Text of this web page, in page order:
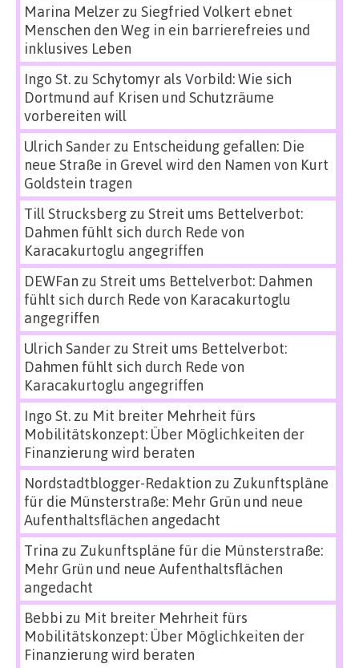
Marina Melzerzu Siegfried Volkert ebnet
Menschen den Weg in ein barrierefreies und
inklusives Leben
Ingo St.zu Schytomyr als Vorbild: Wie sich
Dortmund auf Krisen und Schutzräume
vorbereiten will
Ulrich Sanderzu Entscheidung gefallen: Die
neue Straße in Grevel wird den Namen von Kurt
Goldstein tragen
Till Strucksbergzu Streit ums Bettelverbot:
Dahmen fühlt sich durch Rede von
Karacakurtoglu angegriffen
DEWFan zu Streit ums Bettelverbot: Dahmen
fühlt sich durch Rede von Karacakurtoglu
angegriffen
Ulrich Sanderzu Streit ums Bettelverbot:
Dahmen fühlt sich durch Rede von
Karacakurtoglu angegriffen
Ingo St.zu Mit breiter Mehrheit fürs
Mobilitätskonzept: Über Möglichkeiten der
Finanzierung wird beraten
Nordstadtblogger-Redaktion zu Zukunftspläne
für die Münsterstraße: Mehr Grün und neue
Aufenthaltsflächen angedacht
Trina zu Zukunftspläne für die Münsterstraße:
Mehr Grün und neue Aufenthaltsflächen
angedacht
Bebbi zu Mit breiter Mehrheit fürs
Mobilitätskonzept: Über Möglichkeiten der
Finanzierung wird beraten